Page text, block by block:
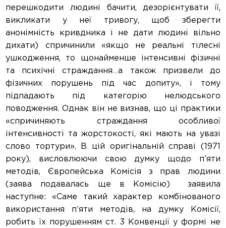
перешкодити людині бачити, дезорієнтувати її,
викликати у неї тривогу, щоб зберегти
анонімність кривдника і не дати людині вільно
дихати) спричинили «якщо не реальні тілесні
ушкодження, то щонайменше інтенсивні фізичні
та психічні страждання…а також призвели до
фізичних порушень під час допиту», і тому
підпадають під категорію нелюдського
поводження. Однак він не визнав, що ці практики
«спричиняють страждання особливої
інтенсивності та жорстокості, які мають на увазі
слово тортури». В цій оригінальній справі (1971
року), висловлюючи свою думку щодо п’яти
методів, Європейська Комісія з прав людини
(заява подавалась ще в Комісію) заявила
наступне: «Саме такий характер комбінованого
використання п’яти методів, на думку Комісії,
робить їх порушенням ст. 3 Конвенції у формі не